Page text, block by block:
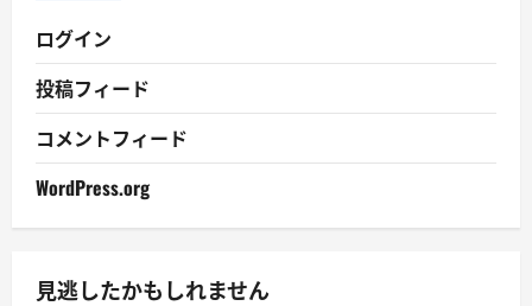
ログイン
投稿フィード
コメントフィード
WordPress.org
見逃したかもしれません